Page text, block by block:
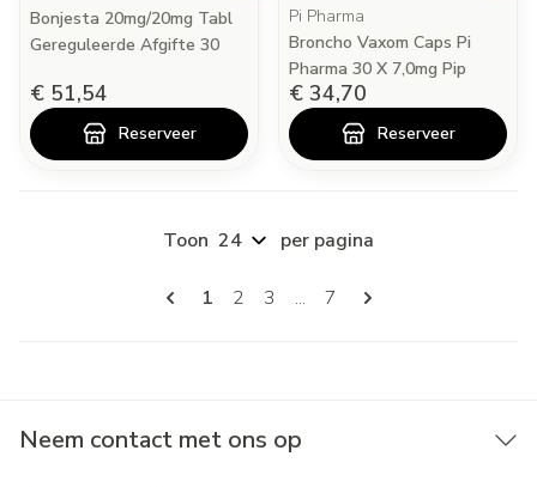
Bonjesta 20mg/20mg Tabl
Gereguleerde Afgifte 30
€ 51,54
Reserveer
Pi Pharma
Broncho Vaxom Caps Pi
Pharma 30 X 7,0mg Pip
€ 34,70
Reserveer
Pagina's
U lees momenteel pagina
1 Pagina
2 Pagina
3 ... Pagina
7
Toon per pagina
Neem contact met ons op